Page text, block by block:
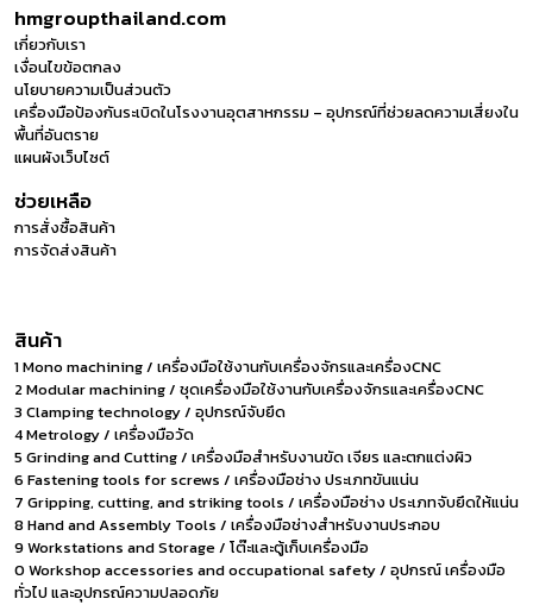
hmgroupthailand.com
เกี่ยวกับเรา
เงื่อนไขข้อตกลง
นโยบายความเป็นส่วนตัว
เครื่องมือป้องกันระเบิดในโรงงานอุตสาหกรรม – อุปกรณ์ที่ช่วยลดความเสี่ยงใน
พื้นที่อันตราย
แผนผังเว็บไซต์
ช่วยเหลือ
การสั่งซื้อสินค้า
การจัดส่งสินค้า
สินค้า
1 Mono machining / เครื่องมือใช้งานกับเครื่องจักรและเครื่องCNC
2 Modular machining / ชุดเครื่องมือใช้งานกับเครื่องจักรและเครื่องCNC
3 Clamping technology / อุปกรณ์จับยึด
4 Metrology / เครื่องมือวัด
5 Grinding and Cutting / เครื่องมือสำหรับงานขัด เจียร และตกแต่งผิว
6 Fastening tools for screws / เครื่องมือช่าง ประเภทขันแน่น
7 Gripping, cutting, and striking tools / เครื่องมือช่าง ประเภทจับยึดให้แน่น
8 Hand and Assembly Tools / เครื่องมือช่างสำหรับงานประกอบ
9 Workstations and Storage / โต๊ะและตู้เก็บเครื่องมือ
0 Workshop accessories and occupational safety / อุปกรณ์ เครื่องมือ
ทั่วไป และอุปกรณ์ความปลอดภัย